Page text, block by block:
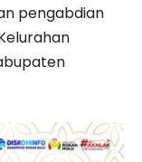
pengabdian